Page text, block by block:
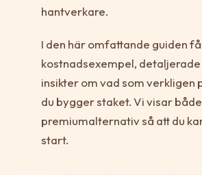
hantverkare.
I den här omfattande guiden
kostnadsexempel,
insikter om vad som verkligen
du bygger staket. Vi visar
premiumalternativ så att du
start.